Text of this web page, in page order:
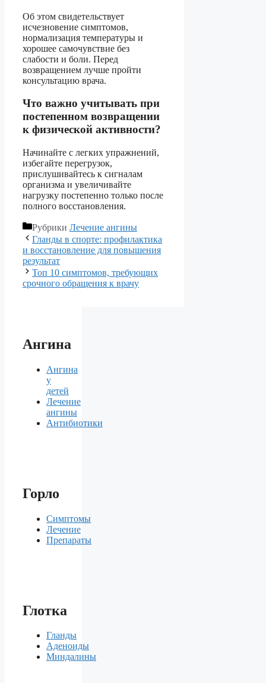
Об этом свидетельствует
исчезновение симптомов,
нормализация температуры и
хорошее самочувствие без
слабости и боли. Перед
возвращением лучше пройти
консультацию врача.
Что важно учитывать при
постепенном возвращении
к физической активности?
Начинайте с легких упражнений,
избегайте перегрузок,
прислушивайтесь к сигналам
организма и увеличивайте
нагрузку постепенно только после
полного восстановления.
Рубрики Лечение ангины
Гланды в спорте: профилактика
и восстановление для повышения
результат
Топ 10 симптомов, требующих
срочного обращения к врачу
Ангина
Ангина
у
детей
Лечение
ангины
Антибиотики
Горло
Симптомы
Лечение
Препараты
Глотка
Гланды
Аденоиды
Миндалины